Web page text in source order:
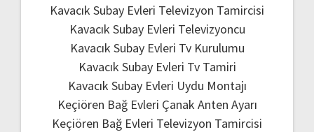
Kavacık Subay Evleri Televizyon Tamircisi
Kavacık Subay Evleri Televizyoncu
Kavacık Subay Evleri Tv Kurulumu
Kavacık Subay Evleri Tv Tamiri
Kavacık Subay Evleri Uydu Montajı
Keçiören Bağ Evleri Çanak Anten Ayarı
Keçiören Bağ Evleri Televizyon Tamircisi